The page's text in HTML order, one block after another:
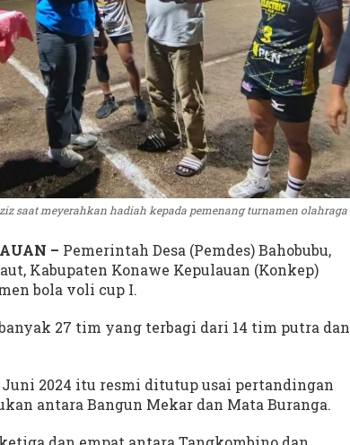
saat meyerahkan hadiah kepada pemenang turnamen olahraga
– Pemerintah Desa (Pemdes) Bahobubu,
Kabupaten Konawe Kepulauan (Konkep)
bola voli cup I.
27 tim yang terbagi dari 14 tim putra dan
2024 itu resmi ditutup usai pertandingan
antara Bangun Mekar dan Mata Buranga.